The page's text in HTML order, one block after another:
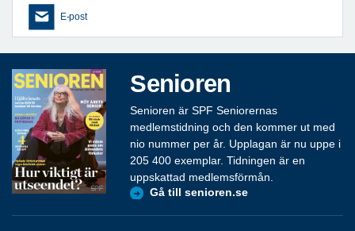
E-post
Senioren
Senioren är SPF Seniorernas
medlemstidning och den kommer ut med
nio nummer per år. Upplagan är nu uppe i
205 400 exemplar. Tidningen är en
uppskattad medlemsförmån.
Gå till senioren.se